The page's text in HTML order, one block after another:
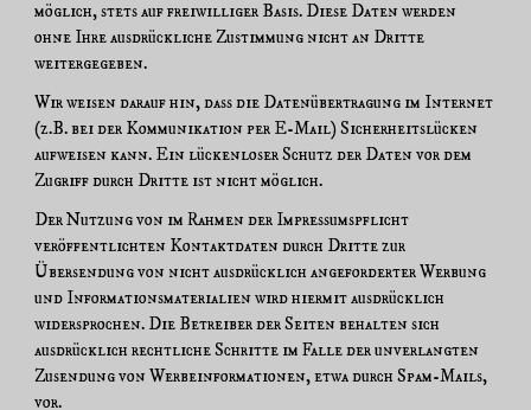
möglich, stets auf freiwilliger Basis. Diese Daten werden
ohne Ihre ausdrückliche Zustimmung nicht an Dritte
weitergegeben.
Wir weisen darauf hin, dass die Datenübertragung im Internet
(z.B. bei der Kommunikation per E-Mail) Sicherheitslücken
aufweisen kann. Ein lückenloser Schutz der Daten vor dem
Zugriff durch Dritte ist nicht möglich.
Der Nutzung von im Rahmen der Impressumspflicht
veröffentlichten Kontaktdaten durch Dritte zur
Übersendung von nicht ausdrücklich angeforderter Werbung
und Informationsmaterialien wird hiermit ausdrücklich
widersprochen. Die Betreiber der Seiten behalten sich
ausdrücklich rechtliche Schritte im Falle der unverlangten
Zusendung von Werbeinformationen, etwa durch Spam-Mails,
vor.